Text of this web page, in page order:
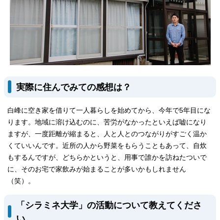
実際に住んでみての感想は？
白峰に空き家を借りて一人暮らしを始めてから、今年で5年目にな
ります。地域に溶け込むのに、苦労がなかったといえば嘘になり
ますが、一度距離が縮まると、人と人とのつながりがすごく温か
くていいんです。近所の人から野菜をもらうこともあって、自炊
もするんですが、どちらかというと、用事で誰かを訪ねたついで
に、そのお宅で家飲みが始まることが多いかもしれません
（笑）。
「シラミネ大学」の活動について教えてくださ